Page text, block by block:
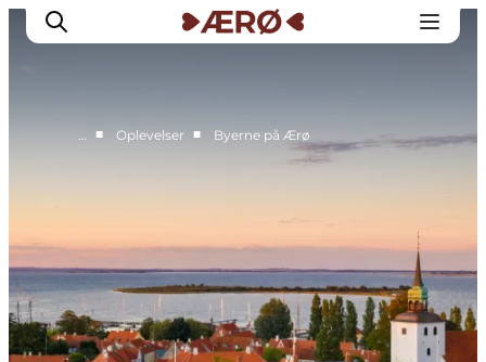
Spisesteder
Oplevelser
Events
Planlæg ferien
… ■ Oplevelser ■ Byerne på Ærø